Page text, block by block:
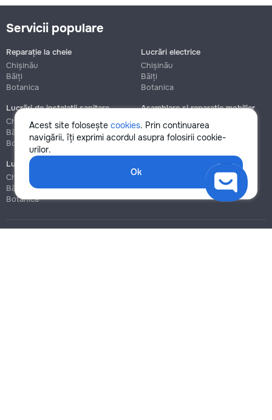
Acest site folosește cookies. Prin continuarea
navigării, îți exprimi acordul asupra folosirii cookie-
urilor.
Ok
Servicii populare
Reparație la cheie
Chișinău
Bălți
Botanica
Lucrări electrice
Chișinău
Bălți
Botanica
Lucrări de instalații sanitare
Chișinău
Bălți
Botanica
Asamblare și reparație mobilier
Chișinău
Botanica
Lucrări de construcție și instalare
Chișinău
Bălți
Botanica